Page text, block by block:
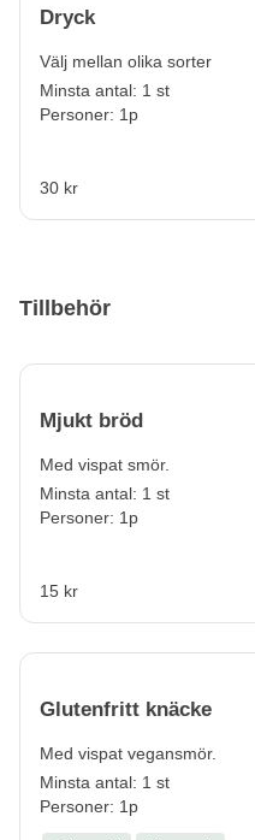
Dryck
Välj mellan olika sorter
Minsta antal: 1 st
Personer: 1p
30 kr
Tillbehör
Mjukt bröd
Med vispat smör.
Minsta antal: 1 st
Personer: 1p
15 kr
Glutenfritt knäcke
Med vispat vegansmör.
Minsta antal: 1 st
Personer: 1p